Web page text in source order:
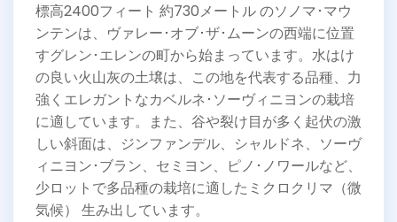
標高2400フィート 約730メートル のソノマ･マウ
ンテンは、ヴァレー･オブ･ザ･ムーンの西端に位置
すグレン･エレンの町から始まっています。水はけ
の良い火山灰の土壌は、この地を代表する品種、力
強くエレガントなカベルネ･ソーヴィニヨンの栽培
に適しています。また、谷や裂け目が多く起伏の激
しい斜面は、ジンファンデル、シャルドネ、ソーヴ
ィニヨン･ブラン、セミヨン、ピノ･ノワールなど、
少ロットで多品種の栽培に適したミクロクリマ（微
気候） 生み出しています。